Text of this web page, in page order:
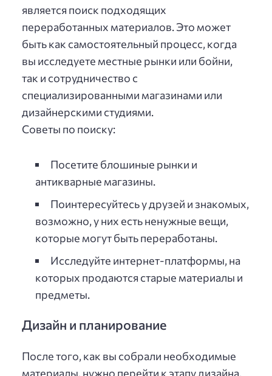
является поиск подходящих
переработанных материалов. Это может
быть как самостоятельный процесс, когда
вы исследуете местные рынки или бойни,
так и сотрудничество с
специализированными магазинами или
дизайнерскими студиями.
Советы по поиску:
Посетите блошиные рынки и
антикварные магазины.
Поинтересуйтесь у друзей и знакомых,
возможно, у них есть ненужные вещи,
которые могут быть переработаны.
Исследуйте интернет-платформы, на
которых продаются старые материалы и
предметы.
Дизайн и планирование
После того, как вы собрали необходимые
материалы, нужно перейти к этапу дизайна.